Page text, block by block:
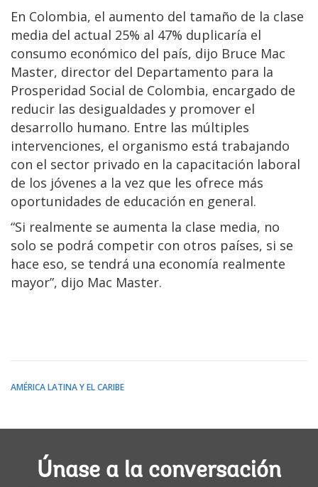
En Colombia, el aumento del tamaño de la clase
media del actual 25% al 47% duplicaría el
consumo económico del país, dijo Bruce Mac
Master, director del Departamento para la
Prosperidad Social de Colombia, encargado de
reducir las desigualdades y promover el
desarrollo humano. Entre las múltiples
intervenciones, el organismo está trabajando
con el sector privado en la capacitación laboral
de los jóvenes a la vez que les ofrece más
oportunidades de educación en general.
“Si realmente se aumenta la clase media, no
solo se podrá competir con otros países, si se
hace eso, se tendrá una economía realmente
mayor”, dijo Mac Master.
AMÉRICA LATINA Y EL CARIBE
Únase a la conversación